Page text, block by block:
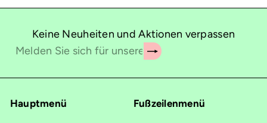
Keine Neuheiten und Aktionen verpassen
Abonnieren
Melden
sich
unsere
Hauptmenü Fußzeilenmenü